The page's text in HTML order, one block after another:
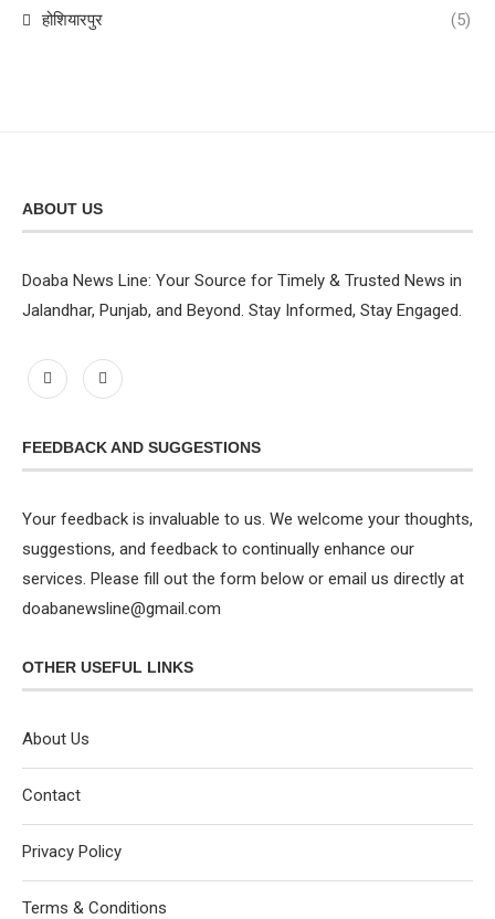
होशियारपुर (5)
ABOUT US
Doaba News Line: Your Source for Timely & Trusted News in
Jalandhar, Punjab, and Beyond. Stay Informed, Stay Engaged.
FEEDBACK AND SUGGESTIONS
Your feedback is invaluable to us. We welcome your thoughts,
suggestions, and feedback to continually enhance our
services. Please fill out the form below or email us directly at
doabanewsline@gmail.com
OTHER USEFUL LINKS
About Us
Contact
Privacy Policy
Terms & Conditions